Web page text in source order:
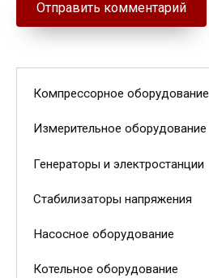
Компрессорное оборудование
Измерительное оборудование
Генераторы и электростанции
Стабилизаторы напряжения
Насосное оборудование
Котельное оборудование